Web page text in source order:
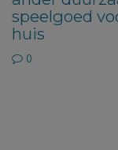
speelgoed
huis
0